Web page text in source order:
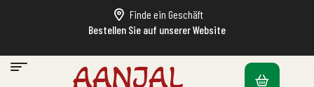
Finde ein Geschäft
Bestellen Sie auf unserer Website